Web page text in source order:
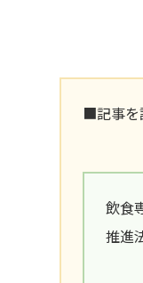
■記事を
飲食
推進